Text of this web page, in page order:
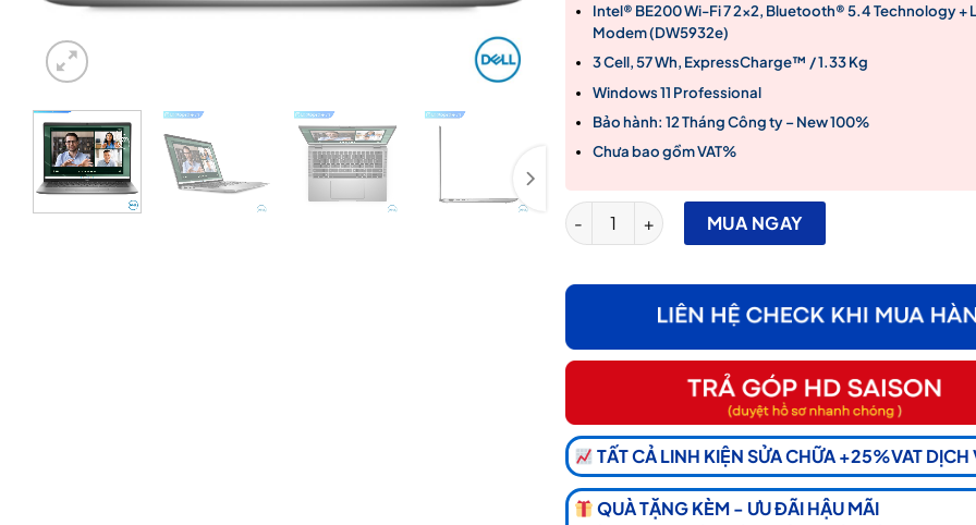
Intel® BE200 Wi-Fi 7 2×2, Bluetooth® 5.4 Technology +
Modem (DW5932e)
3 Cell, 57 Wh, ExpressCharge™ / 1.33 Kg
Windows 11 Professional
Bảo hành: 12 Tháng Công ty – New 100%
Chưa bao gồm VAT%
Dell Latitude 7450 Model 2024 Core™ Ultra 7-165H/
MUA NGAY
TẤT CẢ LINH KIỆN SỬA CHỮA +25%VAT DỊCH
QUÀ TẶNG KÈM - ƯU ĐÃI HẬU MÃI